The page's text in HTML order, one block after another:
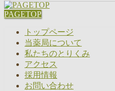
PAGETOP
トップページ
当薬局について
私たちのとりくみ
アクセス
採用情報
お問い合わせ